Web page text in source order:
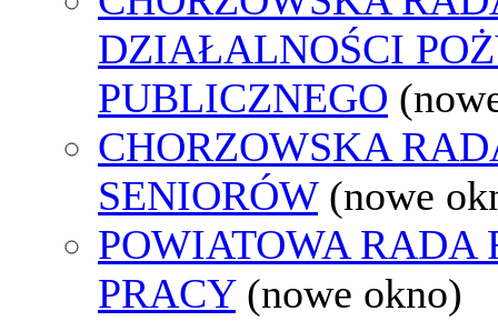
DZIAŁALNOŚCI
PUBLICZNEGO
CHORZOWSKA
SENIORÓW (nowe
POWIATOWA RADA
PRACY (nowe okno)